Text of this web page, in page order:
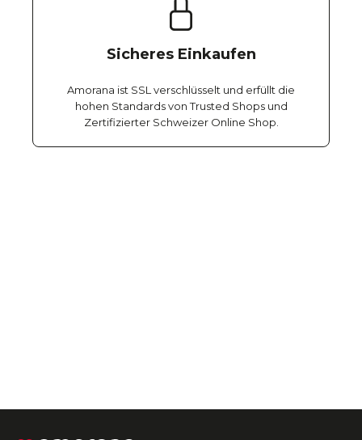
Sicheres Einkaufen
Amorana ist SSL verschlüsselt und erfüllt die
hohen Standards von Trusted Shops und
Zertifizierter Schweizer Online Shop.